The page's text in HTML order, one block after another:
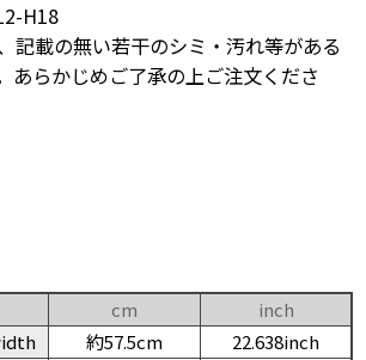
H18
記載の無い若干のシミ・汚れ等がある
あらかじめご了承の上ご注文くださ
cm
inch
約57.5cm
22.638inch